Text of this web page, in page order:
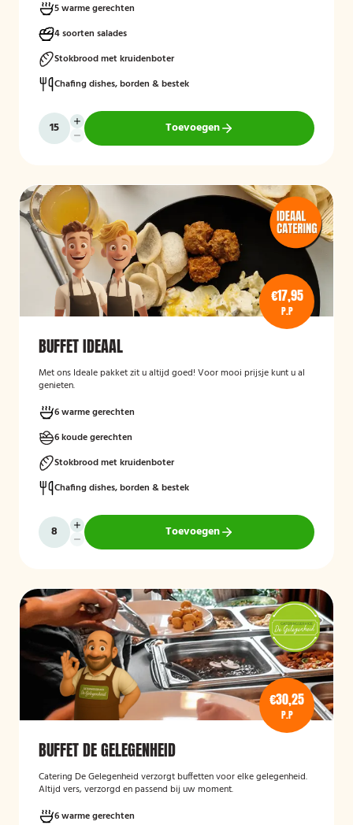
5 warme gerechten
4 soorten salades
Stokbrood met kruidenboter
Chafing dishes, borden & bestek
Toevoegen
€17,95
P.P
BUFFET IDEAAL
Met ons Ideale pakket zit u altijd goed! Voor mooi prijsje kunt u al
genieten.
6 warme gerechten
6 koude gerechten
Stokbrood met kruidenboter
Chafing dishes, borden & bestek
Toevoegen
€30,25
P.P
BUFFET DE GELEGENHEID
Catering De Gelegenheid verzorgt buffetten voor elke gelegenheid.
Altijd vers, verzorgd en passend bij uw moment.
6 warme gerechten